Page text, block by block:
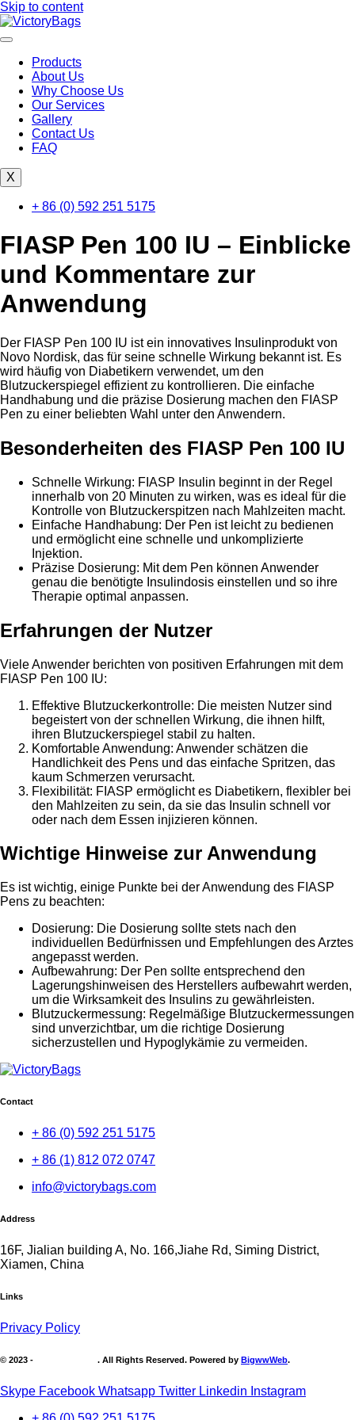
Skip to content
Products
About Us
Why Choose Us
Our Services
Gallery
Contact Us
FAQ
X
+ 86 (0) 592 251 5175
FIASP Pen 100 IU – Einblicke
und Kommentare zur
Anwendung
Der FIASP Pen 100 IU ist ein innovatives Insulinprodukt von
Novo Nordisk, das für seine schnelle Wirkung bekannt ist. Es
wird häufig von Diabetikern verwendet, um den
Blutzuckerspiegel effizient zu kontrollieren. Die einfache
Handhabung und die präzise Dosierung machen den FIASP
Pen zu einer beliebten Wahl unter den Anwendern.
Besonderheiten des FIASP Pen 100 IU
Schnelle Wirkung: FIASP Insulin beginnt in der Regel
innerhalb von 20 Minuten zu wirken, was es ideal für die
Kontrolle von Blutzuckerspitzen nach Mahlzeiten macht.
Einfache Handhabung: Der Pen ist leicht zu bedienen
und ermöglicht eine schnelle und unkomplizierte
Injektion.
Präzise Dosierung: Mit dem Pen können Anwender
genau die benötigte Insulindosis einstellen und so ihre
Therapie optimal anpassen.
Erfahrungen der Nutzer
Viele Anwender berichten von positiven Erfahrungen mit dem
FIASP Pen 100 IU:
Effektive Blutzuckerkontrolle: Die meisten Nutzer sind
begeistert von der schnellen Wirkung, die ihnen hilft,
ihren Blutzuckerspiegel stabil zu halten.
Komfortable Anwendung: Anwender schätzen die
Handlichkeit des Pens und das einfache Spritzen, das
kaum Schmerzen verursacht.
Flexibilität: FIASP ermöglicht es Diabetikern, flexibler bei
den Mahlzeiten zu sein, da sie das Insulin schnell vor
oder nach dem Essen injizieren können.
Wichtige Hinweise zur Anwendung
Es ist wichtig, einige Punkte bei der Anwendung des FIASP
Pens zu beachten:
Dosierung: Die Dosierung sollte stets nach den
individuellen Bedürfnissen und Empfehlungen des Arztes
angepasst werden.
Aufbewahrung: Der Pen sollte entsprechend den
Lagerungshinweisen des Herstellers aufbewahrt werden,
um die Wirksamkeit des Insulins zu gewährleisten.
Blutzuckermessung: Regelmäßige Blutzuckermessungen
sind unverzichtbar, um die richtige Dosierung
sicherzustellen und Hypoglykämie zu vermeiden.
Contact
+ 86 (0) 592 251 5175
+ 86 (1) 812 072 0747
info@victorybags.com
Address
16F, Jialian building A, No. 166,Jiahe Rd, Siming District,
Xiamen, China
Links
Privacy Policy
© 2023 - . All Rights Reserved. Powered by BigwwWeb.
Skype Facebook Whatsapp Twitter Linkedin Instagram